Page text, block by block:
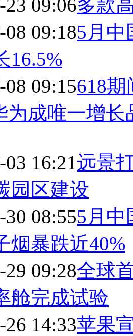
23 09:06多款
08 09:185月中
16.5%
08 09:15618
为成唯一增长
16:21远景
园区建设
30 08:555月中
烟暴跌近40%
29 09:28全球
舱完成试验
26 14:33苹果